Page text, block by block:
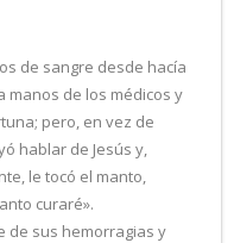
de sangre desde hacía
manos de los médicos y
pero, en vez de
hablar de Jesús y,
le tocó el manto,
curaré».
de sus hemorragias y